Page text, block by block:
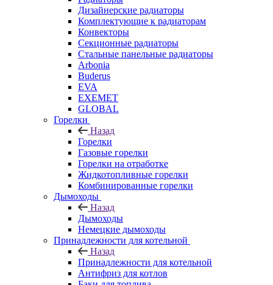
Дизайнерские радиаторы
Комплектующие к радиаторам
Конвекторы
Секционные радиаторы
Стальные панельные радиаторы
Arbonia
Buderus
EVA
EXEMET
GLOBAL
Горелки
Назад
Горелки
Газовые горелки
Горелки на отработке
Жидкотопливные горелки
Комбинированные горелки
Дымоходы
Назад
Дымоходы
Немецкие дымоходы
Принадлежности для котельной
Назад
Принадлежности для котельной
Антифриз для котлов